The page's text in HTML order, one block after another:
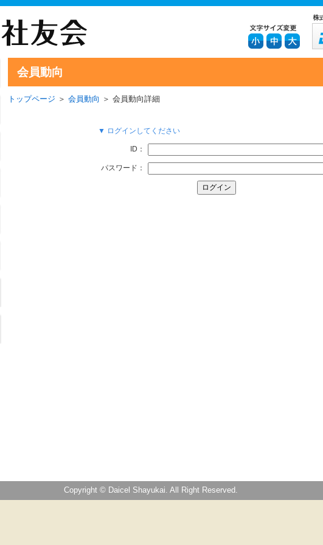
会員動向
トップページ ＞ 会員動向 ＞ 会員動向詳細
▼ ログインしてください
ID：
パスワード：
Copyright © Daicel Shayukai. All Right Reserved.